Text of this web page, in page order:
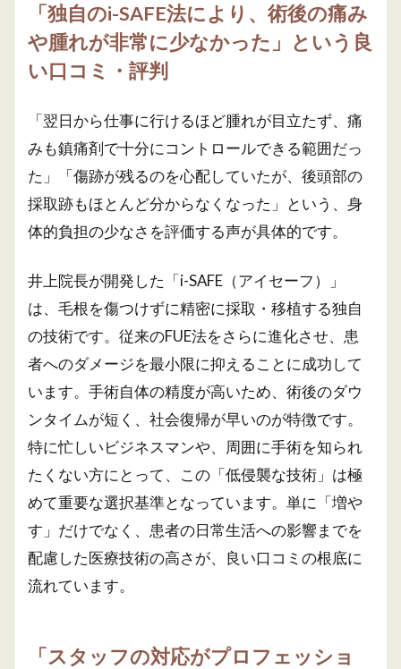
「独自のi-SAFE法により、術後の痛み
や腫れが非常に少なかった」という良
い口コミ・評判
「翌日から仕事に行けるほど腫れが目立たず、痛
みも鎮痛剤で十分にコントロールできる範囲だっ
た」「傷跡が残るのを心配していたが、後頭部の
採取跡もほとんど分からなくなった」という、身
体的負担の少なさを評価する声が具体的です。
井上院長が開発した「i-SAFE（アイセーフ）」
は、毛根を傷つけずに精密に採取・移植する独自
の技術です。従来のFUE法をさらに進化させ、患
者へのダメージを最小限に抑えることに成功して
います。手術自体の精度が高いため、術後のダウ
ンタイムが短く、社会復帰が早いのが特徴です。
特に忙しいビジネスマンや、周囲に手術を知られ
たくない方にとって、この「低侵襲な技術」は極
めて重要な選択基準となっています。単に「増や
す」だけでなく、患者の日常生活への影響までを
配慮した医療技術の高さが、良い口コミの根底に
流れています。
「スタッフの対応がプロフェッショ